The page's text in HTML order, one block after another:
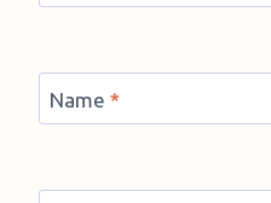
Name *